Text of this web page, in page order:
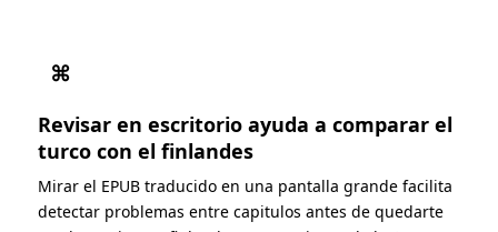
⌘
Revisar en escritorio ayuda a comparar el
turco con el finlandes
Mirar el EPUB traducido en una pantalla grande facilita
detectar problemas entre capitulos antes de quedarte